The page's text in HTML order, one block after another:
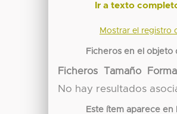
Ir a texto
Mostrar el registro
Ficheros en el objeto
Ficheros Tamaño
No hay resultados
Este ítem aparece